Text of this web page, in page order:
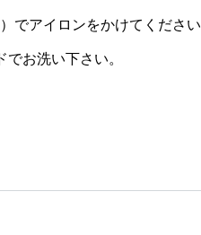
でアイロンをかけてください
お洗い下さい。